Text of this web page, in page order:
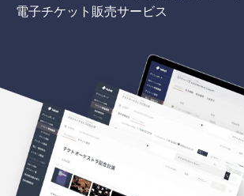
電子チケット販売サービス